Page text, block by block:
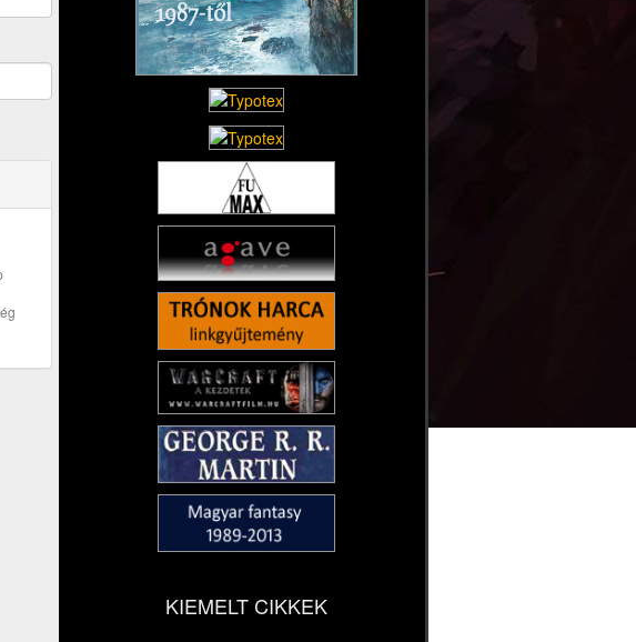
KIEMELT CIKKEK